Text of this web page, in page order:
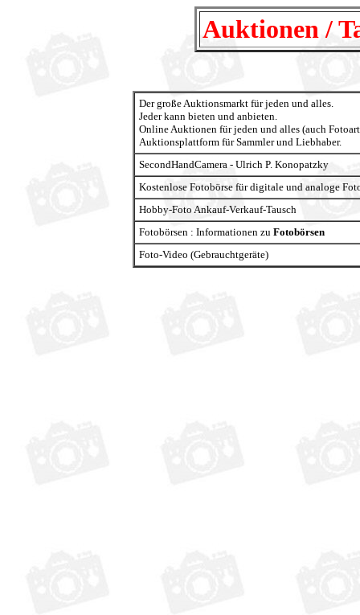
Auktionen /
Der große Auktionsmarkt für jeden und alles.
Jeder kann bieten und anbieten.
Online Auktionen für jeden und alles (auch
Auktionsplattform für Sammler und Liebhaber.
SecondHandCamera - Ulrich P. Konopatzky
Kostenlose Fotobörse für digitale und analoge
Hobby-Foto Ankauf-Verkauf-Tausch
Fotobörsen : Informationen zu Fotobörsen
Foto-Video (Gebrauchtgeräte)